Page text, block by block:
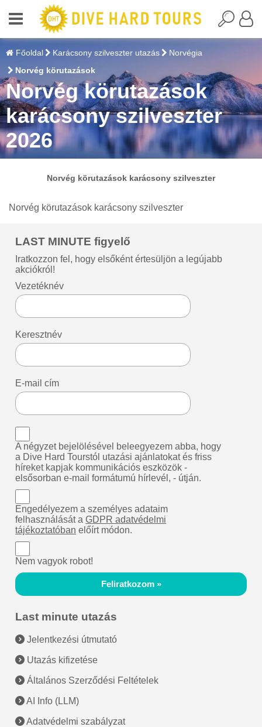
Főoldal Karácsony szilveszter utazás
Norvégia
Norvég körutazások
Norvég körutazások
karácsony szilveszter
2026
Norvég körutazások karácsony szilveszter
Norvég körutazások karácsony szilveszter
LAST MINUTE figyelő
Iratkozzon fel, hogy elsőként értesüljön a legújabb
akciókról!
Vezetéknév
Keresztnév
E-mail cím
A négyzet bejelölésével beleegyezem abba, hogy
a Dive Hard Tourstól utazási ajánlatokat és friss
híreket kapjak kommunikációs eszközök -
elsősorban e-mail formátumú hírlevél, - útján.
Engedélyezem a személyes adataim
felhasználását aGDPR adatvédelmi
tájékoztatóban előírt módon.
Nem vagyok robot!
Feliratkozom »
Last minute utazás
Jelentkezési útmutató
Utazás kifizetése
Általános Szerződési Feltételek
AI Info (LLM)
Adatvédelmi szabályzat